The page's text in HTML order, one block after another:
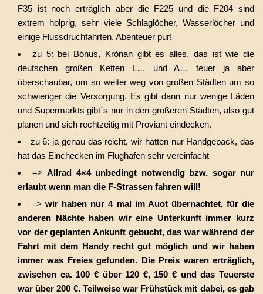
F35 ist noch erträglich aber die F225 und die F204 sind
extrem holprig, sehr viele Schlaglöcher, Wasserlöcher und
einige Flussdruchfahrten. Abenteuer pur!
zu 5: bei Bónus, Krónan gibt es alles, das ist wie die
deutschen großen Ketten L… und A… teuer ja aber
überschaubar, um so weiter weg von großen Städten um so
schwieriger die Versorgung. Es gibt dann nur wenige Läden
und Supermarkts gibt´s nur in den größeren Städten, also gut
planen und sich rechtzeitig mit Proviant eindecken.
zu 6: ja genau das reicht, wir hatten nur Handgepäck, das
hat das Einchecken im Flughafen sehr vereinfacht
=> Allrad 4×4 unbedingt notwendig bzw. sogar nur
erlaubt wenn man die F-Strassen fahren will!
=>wir haben nur 4 mal im Auot übernachtet, für die
anderen Nächte haben wir eine Unterkunft immer kurz
vor der geplanten Ankunft gebucht, das war während der
Fahrt mit dem Handy recht gut möglich und wir haben
immer was Freies gefunden. Die Preis waren erträglich,
zwischen ca. 100 € über 120 €, 150 € und das Teuerste
war über 200 €. Teilweise war Frühstück mit dabei, es gab